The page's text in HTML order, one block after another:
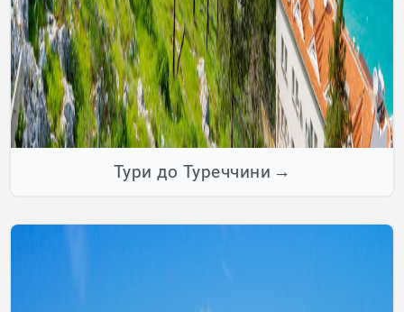
Тури до Туреччини